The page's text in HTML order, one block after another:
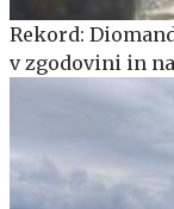
Rekord:
v zgodovini in